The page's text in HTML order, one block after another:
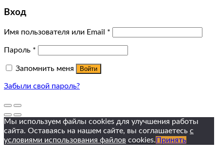
Вход
Имя пользователя или Email *
Пароль *
Запомнить меня Войти
Забыли свой пароль?
Мы используем файлы cookies для улучшения работы
сайта. Оставаясь на нашем сайте, вы соглашаетесь с
условиями использования файлов cookies. Принять